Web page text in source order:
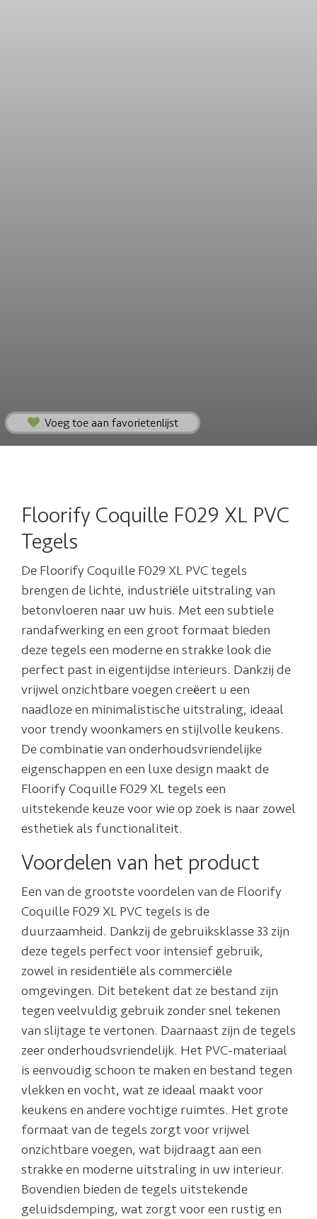
Voeg toe aan favorietenlijst
Floorify Coquille F029 XL PVC
Tegels
De Floorify Coquille F029 XL PVC tegels
brengen de lichte, industriële uitstraling van
betonvloeren naar uw huis. Met een subtiele
randafwerking en een groot formaat bieden
deze tegels een moderne en strakke look die
perfect past in eigentijdse interieurs. Dankzij de
vrijwel onzichtbare voegen creëert u een
naadloze en minimalistische uitstraling, ideaal
voor trendy woonkamers en stijlvolle keukens.
De combinatie van onderhoudsvriendelijke
eigenschappen en een luxe design maakt de
Floorify Coquille F029 XL tegels een
uitstekende keuze voor wie op zoek is naar zowel
esthetiek als functionaliteit.
Voordelen van het product
Een van de grootste voordelen van de Floorify
Coquille F029 XL PVC tegels is de
duurzaamheid. Dankzij de gebruiksklasse 33 zijn
deze tegels perfect voor intensief gebruik,
zowel in residentiële als commerciële
omgevingen. Dit betekent dat ze bestand zijn
tegen veelvuldig gebruik zonder snel tekenen
van slijtage te vertonen. Daarnaast zijn de tegels
zeer onderhoudsvriendelijk. Het PVC-materiaal
is eenvoudig schoon te maken en bestand tegen
vlekken en vocht, wat ze ideaal maakt voor
keukens en andere vochtige ruimtes. Het grote
formaat van de tegels zorgt voor vrijwel
onzichtbare voegen, wat bijdraagt aan een
strakke en moderne uitstraling in uw interieur.
Bovendien bieden de tegels uitstekende
geluidsdemping, wat zorgt voor een rustig en